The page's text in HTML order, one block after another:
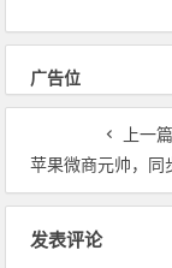
广告位
上一篇
苹果微商元帅，同步更新微
发表评论